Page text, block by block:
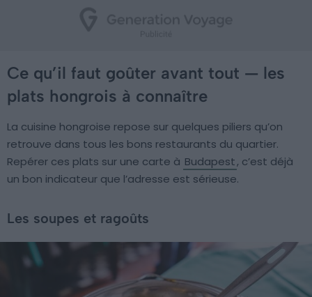
Ce qu’il faut goûter avant tout — les
plats hongrois à connaître
La cuisine hongroise repose sur quelques piliers qu’on
retrouve dans tous les bons restaurants du quartier.
Repérer ces plats sur une carte à Budapest, c’est déjà
un bon indicateur que l’adresse est sérieuse.
Les soupes et ragoûts